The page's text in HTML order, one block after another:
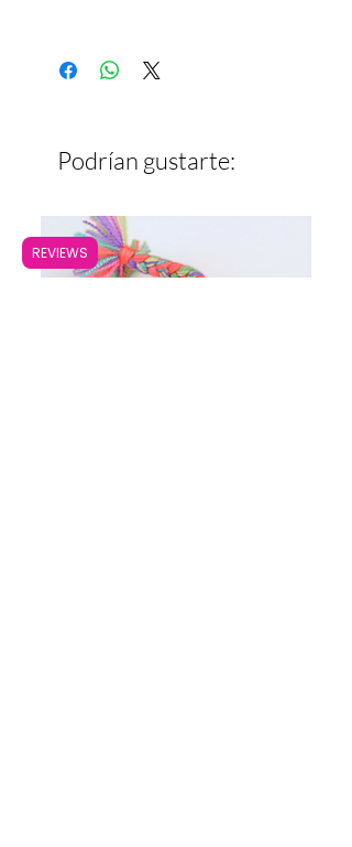
Base de manta
Podrían gustarte:
REVIEWS